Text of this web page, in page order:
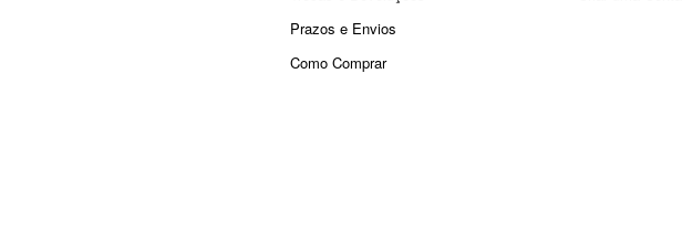
Prazos e Envios
Como Comprar